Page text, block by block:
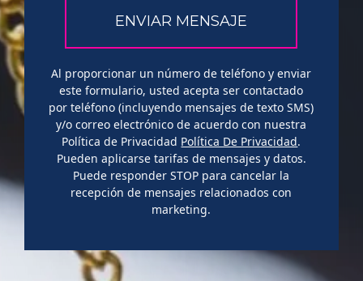
Al proporcionar un número de teléfono y enviar
este formulario, usted acepta ser contactado
por teléfono (incluyendo mensajes de texto SMS)
y/o correo electrónico de acuerdo con nuestra
Política de Privacidad Política De Privacidad.
Pueden aplicarse tarifas de mensajes y datos.
Puede responder STOP para cancelar la
recepción de mensajes relacionados con
marketing.